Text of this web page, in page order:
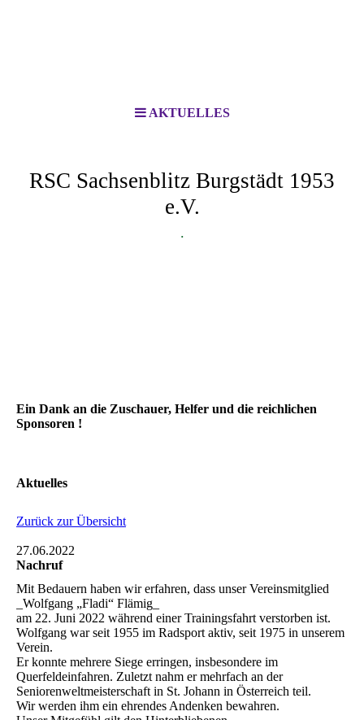
AKTUELLES
RSC Sachsenblitz Burgstädt 1953
e.V.
.
Ein Dank an die Zuschauer, Helfer und die reichlichen
Sponsoren !
Aktuelles
Zurück zur Übersicht
27.06.2022
Nachruf
Mit Bedauern haben wir erfahren, dass unser Vereinsmitglied
_Wolfgang „Fladi“ Flämig_
am 22. Juni 2022 während einer Trainingsfahrt verstorben ist.
Wolfgang war seit 1955 im Radsport aktiv, seit 1975 in unserem
Verein.
Er konnte mehrere Siege erringen, insbesondere im
Querfeldeinfahren. Zuletzt nahm er mehrfach an der
Seniorenweltmeisterschaft in St. Johann in Österreich teil.
Wir werden ihm ein ehrendes Andenken bewahren.